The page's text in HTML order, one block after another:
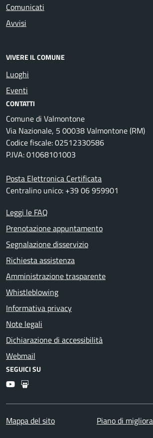
Comunicati
Avvisi
VIVERE IL COMUNE
Luoghi
Eventi
CONTATTI
Comune di Valmontone
Via Nazionale, 5 00038 Valmontone (RM)
Codice fiscale: 02512330586
P.IVA: 01068101003
Posta Elettronica Certificata
Centralino unico: +39 06 959901
Leggi le FAQ
Prenotazione appuntamento
Segnalazione disservizio
Richiesta assistenza
Amministrazione trasparente
Whistleblowing
Informativa privacy
Note legali
Dichiarazione di accessibilità
Webmail
SEGUICI SU
YoutubeSlideshare
Mappa del sito Piano di